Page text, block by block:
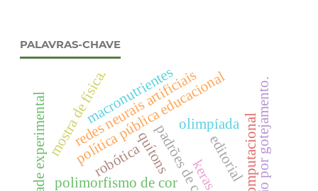
PALAVRAS-CHAVE
editorial
olimpíada
política pública educacional
padrões de cor
polimorfismo de cor
quítons
robótica
redes neurais artificiais
keras
mostra de física. irrigação por gotejamento.
atividade experimental macronutrientes